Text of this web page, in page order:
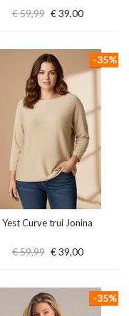
€ 59,99 € 39,00
Yest Curve trui Jonina
€ 59,99 € 39,00
-35%
-35%